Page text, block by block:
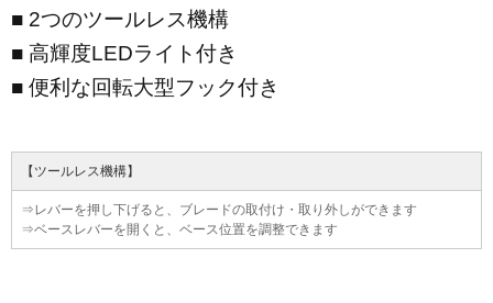
2つのツールレス機構
高輝度LEDライト付き
便利な回転大型フック付き
【ツールレス機構】
⇒レバーを押し下げると、ブレードの取付け・取り外しができます
⇒ベースレバーを開くと、ベース位置を調整できます